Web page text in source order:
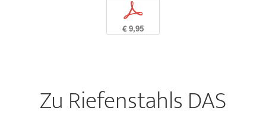
p
€ 9,95
Zu Riefenstahls DAS